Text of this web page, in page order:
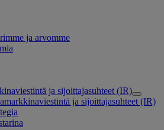
ja arvomme
ja sijoittajasuhteet (IR)
ja sijoittajasuhteet (IR)